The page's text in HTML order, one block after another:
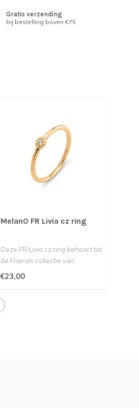
Gratis verzending
bij bestelling boven €75
MelanO FR Livia cz ring
Deze FR Livia cz ring behoort tot
de Friends collectie van
Melano...
€23,00